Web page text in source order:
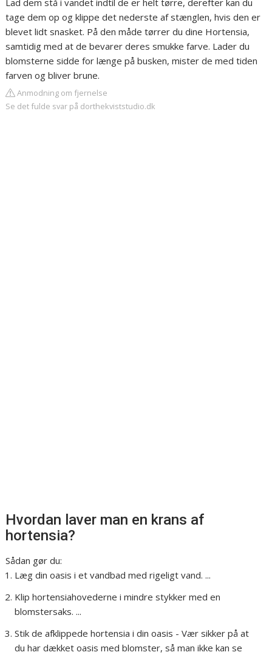
Lad dem stå i vandet indtil de er helt tørre, derefter kan du
tage dem op og klippe det nederste af stænglen, hvis den er
blevet lidt snasket. På den måde tørrer du dine Hortensia,
samtidig med at de bevarer deres smukke farve. Lader du
blomsterne sidde for længe på busken, mister de med tiden
farven og bliver brune.
Anmodning om fjernelse
Se det fulde svar på dorthekviststudio.dk
Hvordan laver man en krans af
hortensia?
Sådan gør du:
Læg din oasis i et vandbad med rigeligt vand. ...
Klip hortensiahovederne i mindre stykker med en
blomstersaks. ...
Stik de afklippede hortensia i din oasis - Vær sikker på at
du har dækket oasis med blomster, så man ikke kan se